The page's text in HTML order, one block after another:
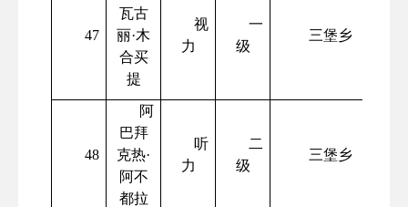
47
瓦古
丽·木
合买
提
视
力
一
级
三堡乡
48
阿
巴拜
克热·
阿不
都拉
听
力
二
级
三堡乡